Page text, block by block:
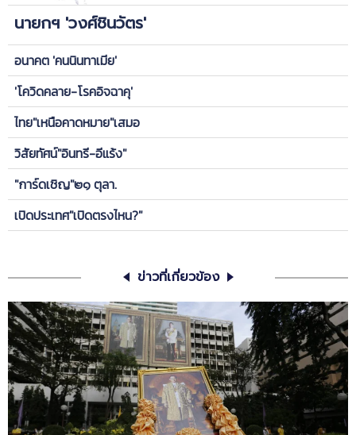
นายกฯ 'วงศ์ชินวัตร'
อนาคต 'คนนินทาเมีย'
'โควิดคลาย-โรคอิจฉาคุ'
ไทย"เหนือคาดหมาย"เสมอ
วิสัยทัศน์"อินทรี-อีแร้ง"
"การ์ดเชิญ"๒๑ ตุลา.
เปิดประเทศ"เปิดตรงไหน?"
ข่าวที่เกี่ยวข้อง